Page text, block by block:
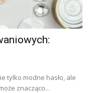
tylko modne hasło, ale
znacząco...